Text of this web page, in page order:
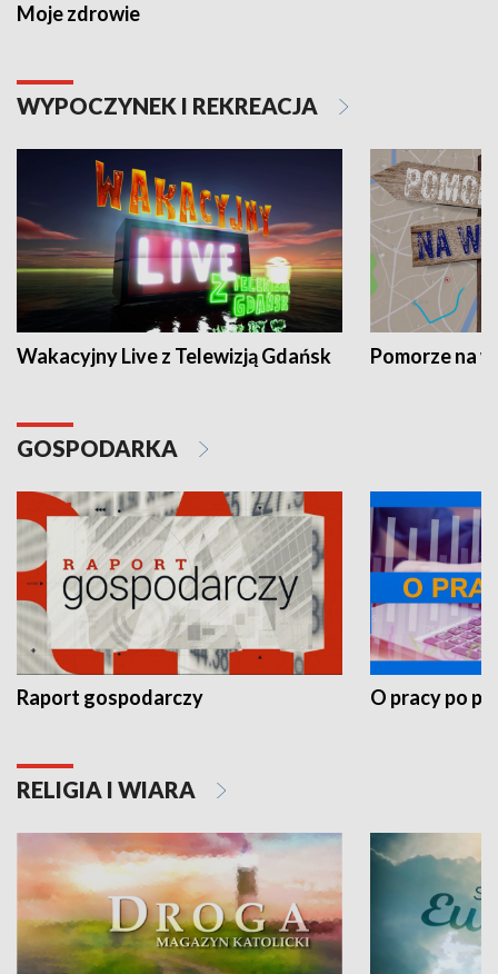
Moje zdrowie
WYPOCZYNEK I REKREACJA
Wakacyjny Live z Telewizją Gdańsk Pomorze na
GOSPODARKA
Raport gospodarczy O pracy po
RELIGIA I WIARA